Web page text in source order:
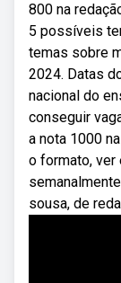
800 na
5 possíveis
temas sobre
2024. Datas
nacional do
conseguir
a nota 1000
o formato, ver
sousa, de